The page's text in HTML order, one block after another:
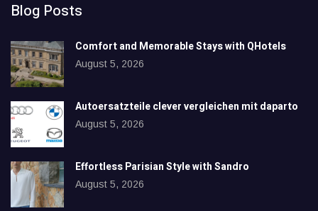
Blog Posts
Comfort and Memorable Stays with QHotels
August 5, 2026
Autoersatzteile clever vergleichen mit daparto
August 5, 2026
Effortless Parisian Style with Sandro
August 5, 2026